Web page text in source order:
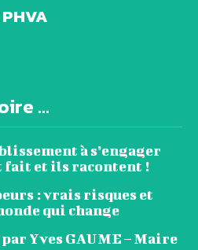
...
à s’engager
fait et ils racontent !
: vrais risques et
qui change
par Yves GAUME – Maire